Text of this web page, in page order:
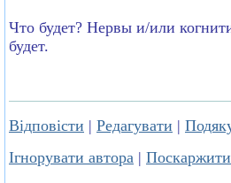
Что будет? Нервы и/или
будет.
Відповісти | Редагувати |
Ігнорувати автора |